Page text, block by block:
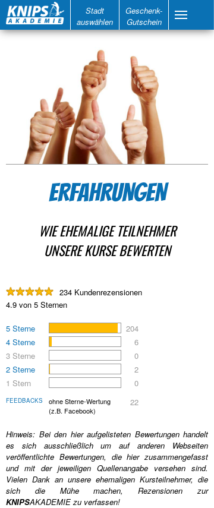
Stadt
auswählen
Geschenk-
Gutschein
ERFAHRUNGEN
WIE EHEMALIGE TEILNEHMER
UNSERE KURSE BEWERTEN
234 Kundenrezensionen
4.9 von 5 Sternen
5 Sterne
204
4 Sterne
6
3 Sterne
0
2 Sterne
2
1 Stern
0
FEEDBACKS
ohne Sterne-Wertung
(z.B. Facebook)
22
Hinweis: Bei den hier aufgelisteten Bewertungen handelt
es sich ausschließlich um auf anderen Webseiten
veröffentlichte Bewertungen, die hier zusammengefasst
und mit der jeweiligen Quellenangabe versehen sind.
Vielen Dank an unsere ehemaligen Kursteilnehmer, die
sich die Mühe machen, Rezensionen zur
KNIPSAKADEMIE zu verfassen!